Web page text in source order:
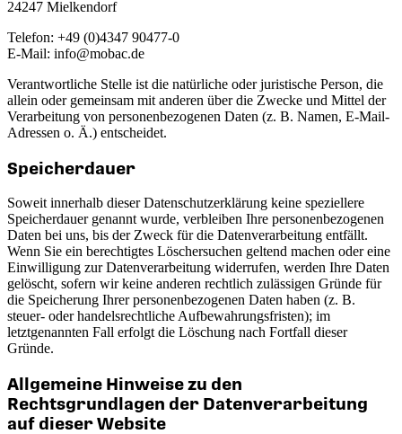
24247 Mielkendorf
Telefon: +49 (0)4347 90477-0
E-Mail: info@mobac.de
Verantwortliche Stelle ist die natürliche oder juristische Person, die
allein oder gemeinsam mit anderen über die Zwecke und Mittel der
Verarbeitung von personenbezogenen Daten (z. B. Namen, E-Mail-
Adressen o. Ä.) entscheidet.
Speicherdauer
Soweit innerhalb dieser Datenschutzerklärung keine speziellere
Speicherdauer genannt wurde, verbleiben Ihre personenbezogenen
Daten bei uns, bis der Zweck für die Datenverarbeitung entfällt.
Wenn Sie ein berechtigtes Löschersuchen geltend machen oder eine
Einwilligung zur Datenverarbeitung widerrufen, werden Ihre Daten
gelöscht, sofern wir keine anderen rechtlich zulässigen Gründe für
die Speicherung Ihrer personenbezogenen Daten haben (z. B.
steuer- oder handelsrechtliche Aufbewahrungsfristen); im
letztgenannten Fall erfolgt die Löschung nach Fortfall dieser
Gründe.
Allgemeine Hinweise zu den
Rechtsgrundlagen der Datenverarbeitung
auf dieser Website